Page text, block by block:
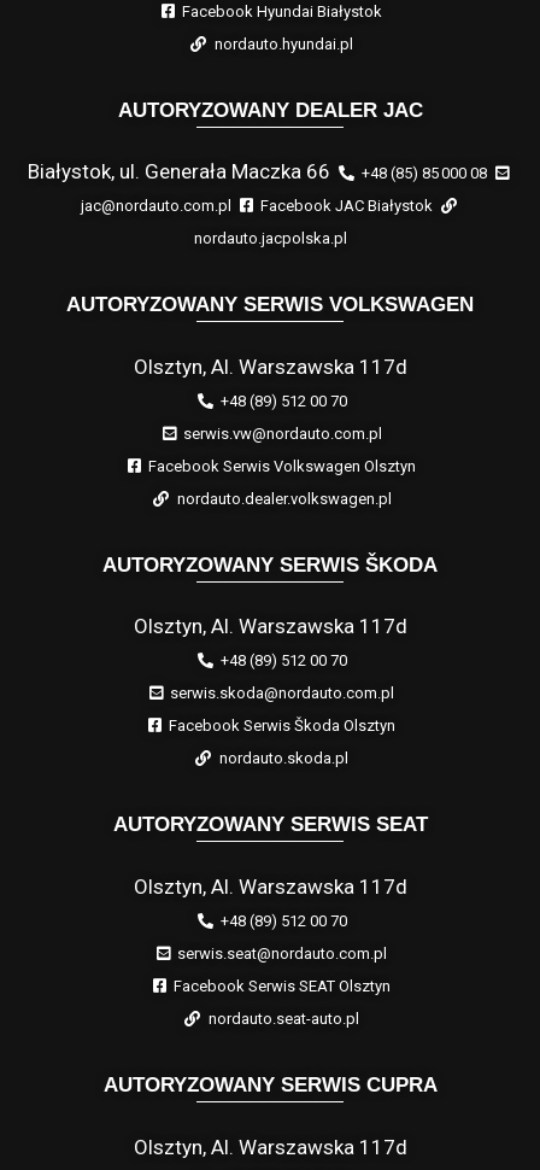
Facebook Hyundai Białystok
nordauto.hyundai.pl
AUTORYZOWANY DEALER JAC
Białystok, ul. Generała Maczka 66
+48 (85) 85 000 08
jac@nordauto.com.pl
Facebook JAC Białystok
nordauto.jacpolska.pl
AUTORYZOWANY SERWIS VOLKSWAGEN
Olsztyn, Al. Warszawska 117d
+48 (89) 512 00 70
serwis.vw@nordauto.com.pl
Facebook Serwis Volkswagen Olsztyn
nordauto.dealer.volkswagen.pl
AUTORYZOWANY SERWIS ŠKODA
Olsztyn, Al. Warszawska 117d
+48 (89) 512 00 70
serwis.skoda@nordauto.com.pl
Facebook Serwis Škoda Olsztyn
nordauto.skoda.pl
AUTORYZOWANY SERWIS SEAT
Olsztyn, Al. Warszawska 117d
+48 (89) 512 00 70
serwis.seat@nordauto.com.pl
Facebook Serwis SEAT Olsztyn
nordauto.seat-auto.pl
AUTORYZOWANY SERWIS CUPRA
Olsztyn, Al. Warszawska 117d